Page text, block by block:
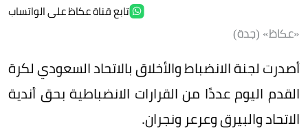
تابع قناة عكاظ على الواتساب
«عكاظ» (جدة)
أصدرت لجنة الانضباط والأخلاق بالاتحاد السعودي لكرة
القدم اليوم عددًا من القرارات الانضباطية بحق أندية
الاتحاد والبيرق وعرعر ونجران.